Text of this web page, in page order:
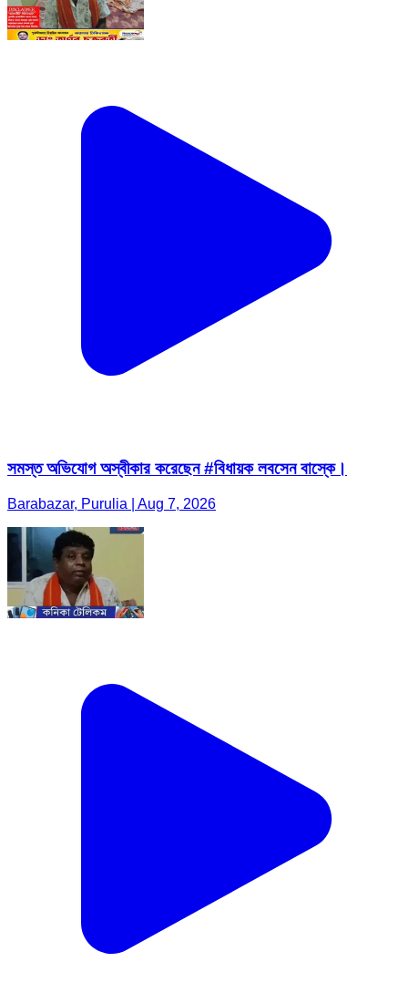
সমস্ত অভিযোগ অস্বীকার করেছেন #বিধায়ক লবসেন বাস্কে।
Barabazar, Purulia | Aug 7, 2026